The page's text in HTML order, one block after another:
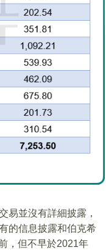
易並沒有詳細披露，
的信息披露和伯克希
，但不早於2021年